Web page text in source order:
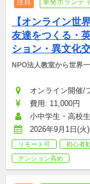
【オンライン世
友達をつくる・
ション・異文化
NPO法人教室から世界
オンライン開催/
費用: 11,000円
小中学生・高校生
2026年9月1日(火
リモート可 初心者
テンション高め